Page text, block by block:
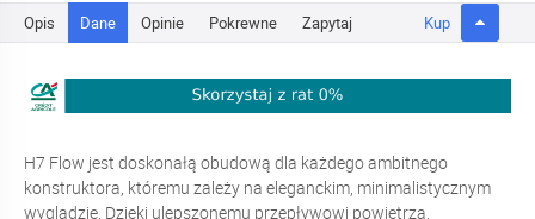
Opis Dane Opinie Pokrewne Zapytaj Kup
H7 Flow jest doskonałą obudową dla każdego ambitnego
konstruktora, któremu zależy na eleganckim, minimalistycznym
wyglądzie. Dzięki ulepszonemu przepływowi powietrza,